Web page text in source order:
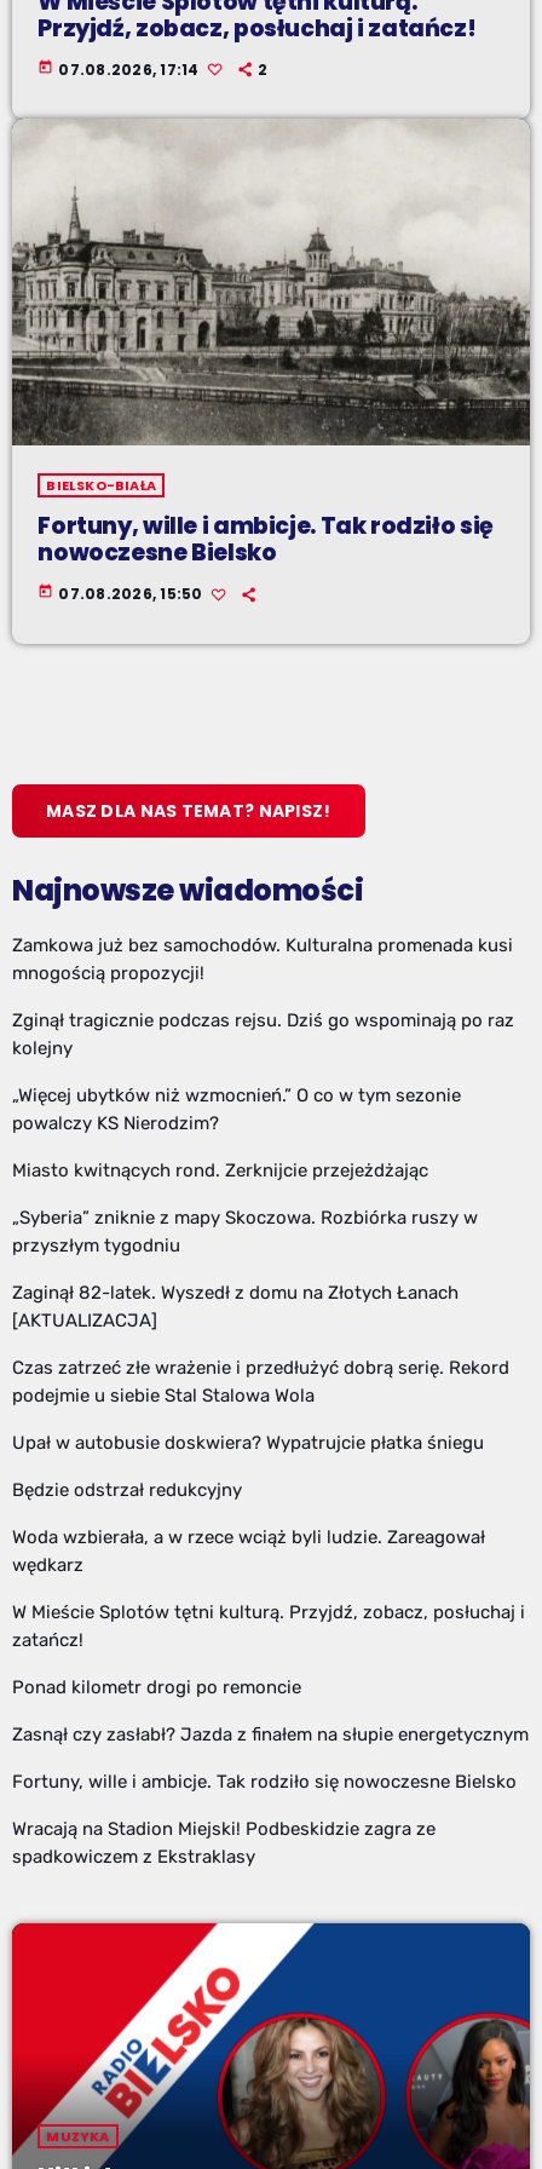
Przyjdź, zobacz, posłuchaj i zatańcz!
today 07.08.2026, 17:14 2
BIELSKO-BIAŁA
Fortuny, wille i ambicje. Tak rodziło się
nowoczesne Bielsko
today 07.08.2026, 15:50
MASZ DLA NAS TEMAT? NAPISZ!
Najnowsze wiadomości
Zamkowa już bez samochodów. Kulturalna promenada kusi
mnogością propozycji!
Zginął tragicznie podczas rejsu. Dziś go wspominają po raz
kolejny
„Więcej ubytków niż wzmocnień.” O co w tym sezonie
powalczy KS Nierodzim?
Miasto kwitnących rond. Zerknijcie przejeżdżając
„Syberia” zniknie z mapy Skoczowa. Rozbiórka ruszy w
przyszłym tygodniu
Zaginął 82-latek. Wyszedł z domu na Złotych Łanach
[AKTUALIZACJA]
Czas zatrzeć złe wrażenie i przedłużyć dobrą serię. Rekord
podejmie u siebie Stal Stalowa Wola
Upał w autobusie doskwiera? Wypatrujcie płatka śniegu
Będzie odstrzał redukcyjny
Woda wzbierała, a w rzece wciąż byli ludzie. Zareagował
wędkarz
W Mieście Splotów tętni kulturą. Przyjdź, zobacz, posłuchaj i
zatańcz!
Ponad kilometr drogi po remoncie
Zasnął czy zasłabł? Jazda z finałem na słupie energetycznym
Fortuny, wille i ambicje. Tak rodziło się nowoczesne Bielsko
Wracają na Stadion Miejski! Podbeskidzie zagra ze
spadkowiczem z Ekstraklasy
MUZYKA